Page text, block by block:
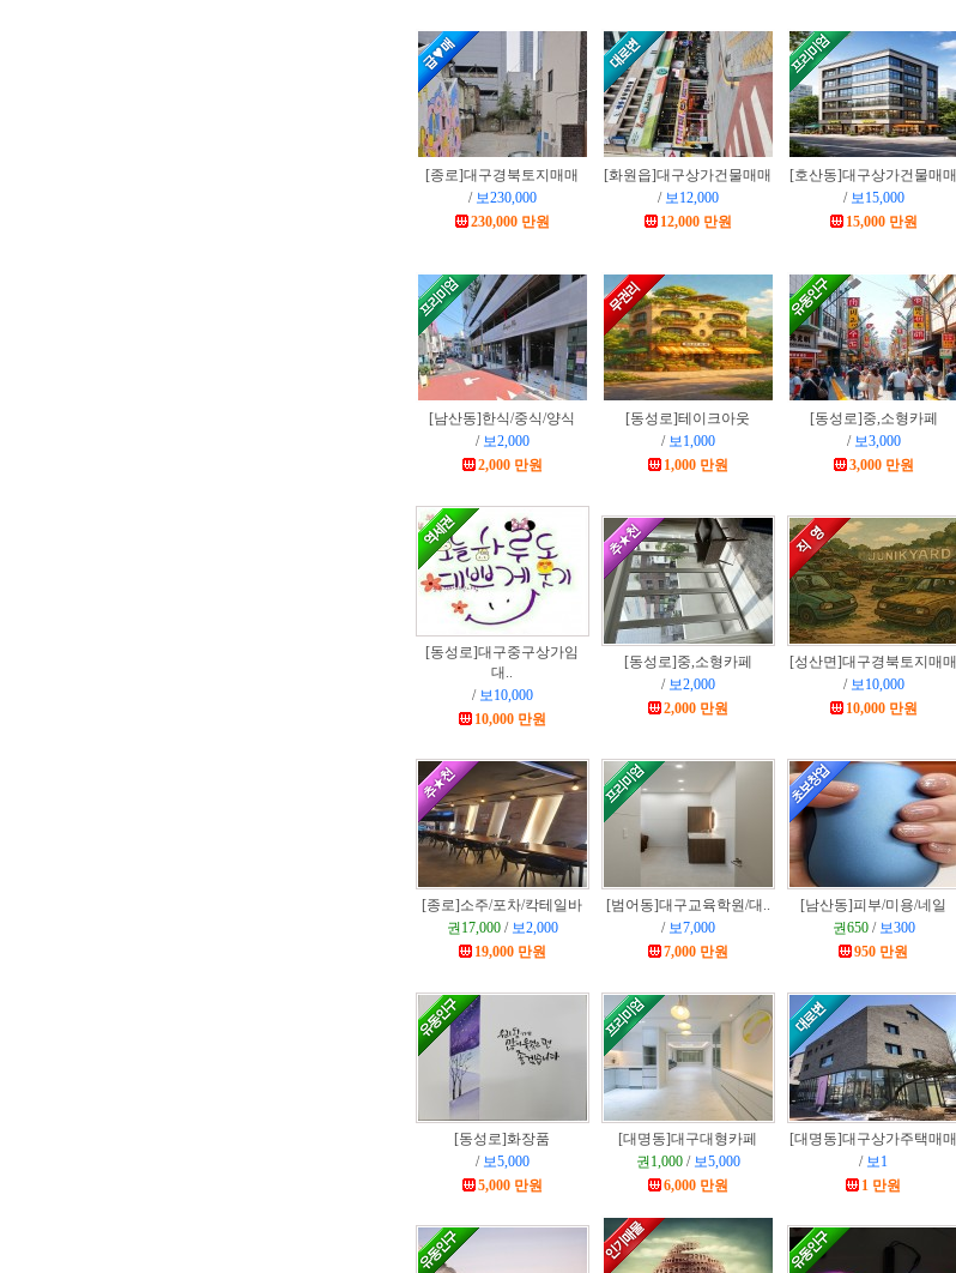
[종로]대구경북토지매매
/ 보230,000
230,000 만원
[화원읍]대구상가건물매매
/ 보12,000
12,000 만원
[호산동]대구상가건물매매
/ 보15,000
15,000 만원
[남산동] 한식/중식/양식
/ 보2,000
2,000 만원
[동성로]테이크아웃
/ 보1,000
1,000 만원
[동성로] 중,소형카페
/ 보3,000
3,000 만원
[동성로]대구중구상가임
대..
/ 보10,000
10,000 만원
[동성로] 중,소형카페
/ 보2,000
2,000 만원
[성산면]대구경북토지매매
/ 보10,000
10,000 만원
[종로] 소주/포차/칵테일바
권17,000/ 보2,000
19,000 만원
[범어동]대구교육학원/대..
/ 보7,000
7,000 만원
[남산동]피부/미용/네일
권650/ 보300
950 만원
[동성로]화장품
/ 보5,000
5,000 만원
[대명동]대구대형카페
권1,000/ 보5,000
6,000 만원
[대명동]대구상가주택매매
/ 보1
1 만원